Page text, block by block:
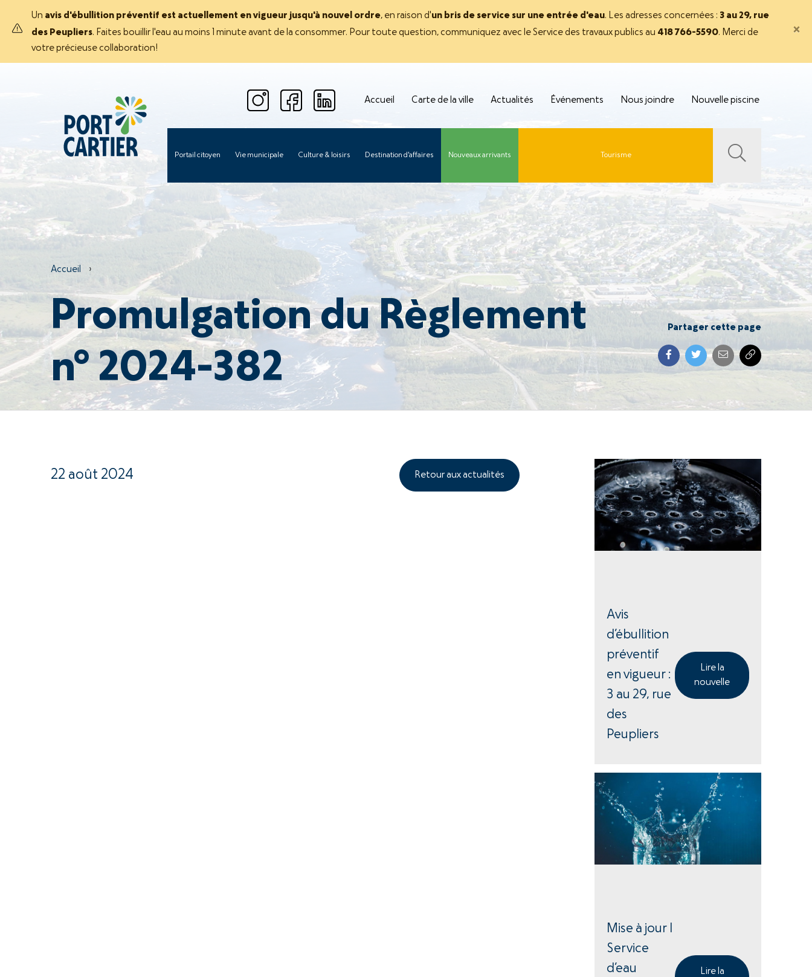
Un avis d'ébullition préventif est actuellement en vigueur jusqu'à nouvel ordre, en raison d'un bris de service sur une entrée d'eau. Les adresses concernées : 3 au 29, rue
des Peupliers. Faites bouillir l'eau au moins 1 minute avant de la consommer. Pour toute question, communiquez avec le Service des travaux publics au 418 766-5590. Merci de
votre précieuse collaboration!
×
Accueil Carte de la ville Actualités Événements Nous joindre Nouvelle piscine
Portail citoyen Vie municipale Culture & loisirs Destination d'affaires Nouveaux arrivants Tourisme
Accueil ›
Promulgation du Règlement
n° 2024-382
Partager cette page
22 août 2024 Retour aux actualités
Avis
d’ébullition
préventif
en vigueur :
3 au 29, rue
des
Peupliers
Lire la
nouvelle
Mise à jour |
Service
d’eau
Lire la